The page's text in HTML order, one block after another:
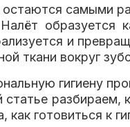
самыми
и
ткани вокруг
гигиену
разбираем,
как готовиться к